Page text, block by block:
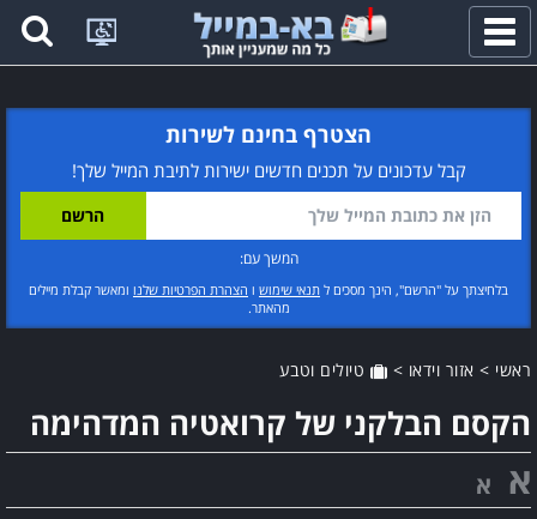
פתח
תפריט
הצטרף בחינם לשירות
קבל עדכונים על תכנים חדשים ישירות לתיבת המייל שלך!
המשך עם:
בלחיצתך על "הרשם", הינך מסכים ל תנאי שימוש ו הצהרת הפרטיות שלנו ומאשר קבלת מיילים
מהאתר.
ראשי > אזור וידאו > טיולים וטבע
הקסם הבלקני של קרואטיה המדהימה
א א